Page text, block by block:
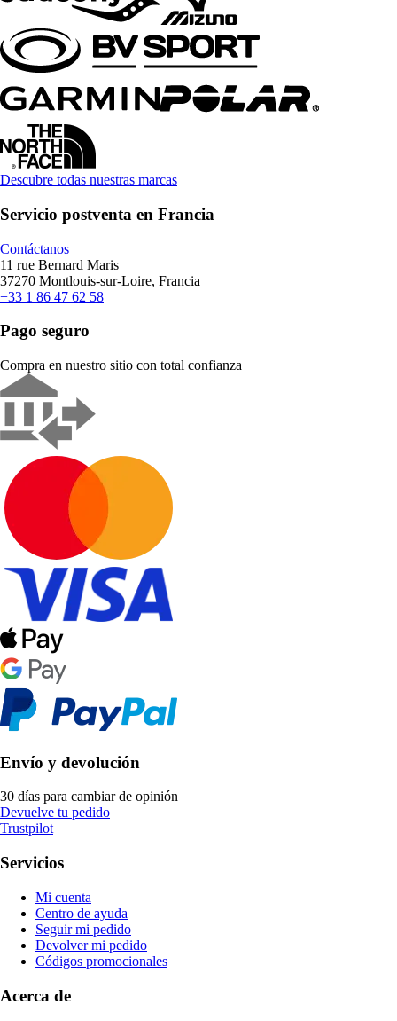
Descubre todas nuestras marcas
Servicio postventa en Francia
Contáctanos
11 rue Bernard Maris
37270 Montlouis-sur-Loire, Francia
+33 1 86 47 62 58
Pago seguro
Compra en nuestro sitio con total confianza
Envío y devolución
30 días para cambiar de opinión
Devuelve tu pedido
Trustpilot
Servicios
Mi cuenta
Centro de ayuda
Seguir mi pedido
Devolver mi pedido
Códigos promocionales
Acerca de